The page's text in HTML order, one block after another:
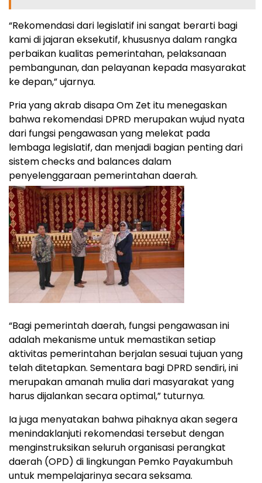
“Rekomendasi dari legislatif ini sangat berarti bagi
kami di jajaran eksekutif, khususnya dalam rangka
perbaikan kualitas pemerintahan, pelaksanaan
pembangunan, dan pelayanan kepada masyarakat
ke depan,” ujarnya.
Pria yang akrab disapa Om Zet itu menegaskan
bahwa rekomendasi DPRD merupakan wujud nyata
dari fungsi pengawasan yang melekat pada
lembaga legislatif, dan menjadi bagian penting dari
sistem checks and balances dalam
penyelenggaraan pemerintahan daerah.
“Bagi pemerintah daerah, fungsi pengawasan ini
adalah mekanisme untuk memastikan setiap
aktivitas pemerintahan berjalan sesuai tujuan yang
telah ditetapkan. Sementara bagi DPRD sendiri, ini
merupakan amanah mulia dari masyarakat yang
harus dijalankan secara optimal,” tuturnya.
Ia juga menyatakan bahwa pihaknya akan segera
menindaklanjuti rekomendasi tersebut dengan
menginstruksikan seluruh organisasi perangkat
daerah (OPD) di lingkungan Pemko Payakumbuh
untuk mempelajarinya secara seksama.